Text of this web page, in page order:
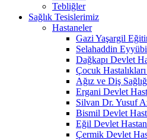
Tebliğler
Sağlık Tesislerimiz
Hastaneler
Gazi Yaşargil
Selahaddin
Dağkapı Devlet
Çocuk
Ağız ve Diş
Ergani Devlet
Silvan Dr. Yusuf
Bismil Devlet
Eğil Devlet
Çermik Devlet